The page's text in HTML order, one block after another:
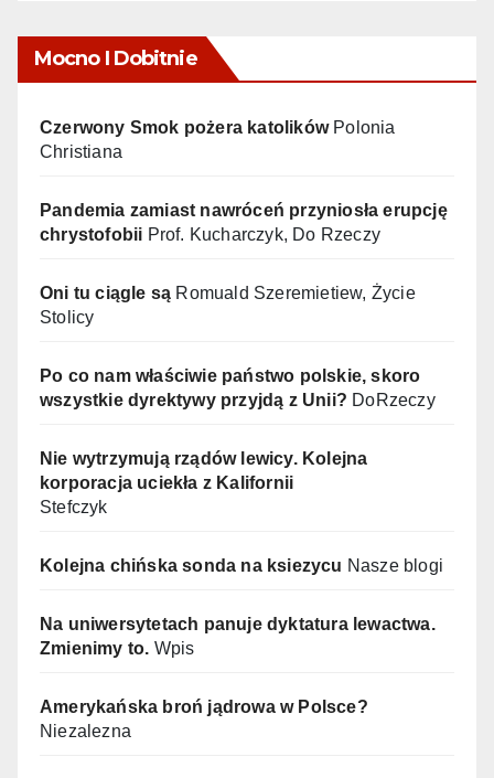
Mocno I Dobitnie
Czerwony Smok pożera katolikówPolonia
Christiana
Pandemia zamiast nawróceń przyniosła erupcję
chrystofobii Prof. Kucharczyk, Do Rzeczy
Oni tu ciągle są Romuald Szeremietiew, Życie
Stolicy
Po co nam właściwie państwo polskie, skoro
wszystkie dyrektywy przyjdą z Unii? DoRzeczy
Nie wytrzymują rządów lewicy. Kolejna
korporacja uciekła z Kalifornii
Stefczyk
Kolejna chińska sonda na ksiezycu Nasze blogi
Na uniwersytetach panuje dyktatura lewactwa.
Zmienimy to. Wpis
Amerykańska broń jądrowa w Polsce?
Niezalezna